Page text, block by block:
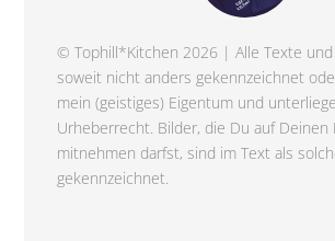
© Tophill*Kitchen 2026 | Alle Texte
soweit nicht anders gekennzeichnet
mein (geistiges) Eigentum und
Urheberrecht. Bilder, die Du auf Deinen
mitnehmen darfst, sind im Text als
gekennzeichnet.